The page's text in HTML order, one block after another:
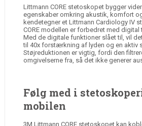
Littmann CORE stetoskopet bygger
egenskaber omkring akustik, komfort
kendetegner et Littmann Cardiology IV
CORE modellen er forbedret med digital
Med de digitale funktioner slået til, vil
til 40x forstærkning af lyden og en aktiv
Støjreduktionen er vigtig, fordi den
omgivelserne fra, så det ikke generer
Følg med i
mobilen
3M Littmann CORE stetoskopet kan